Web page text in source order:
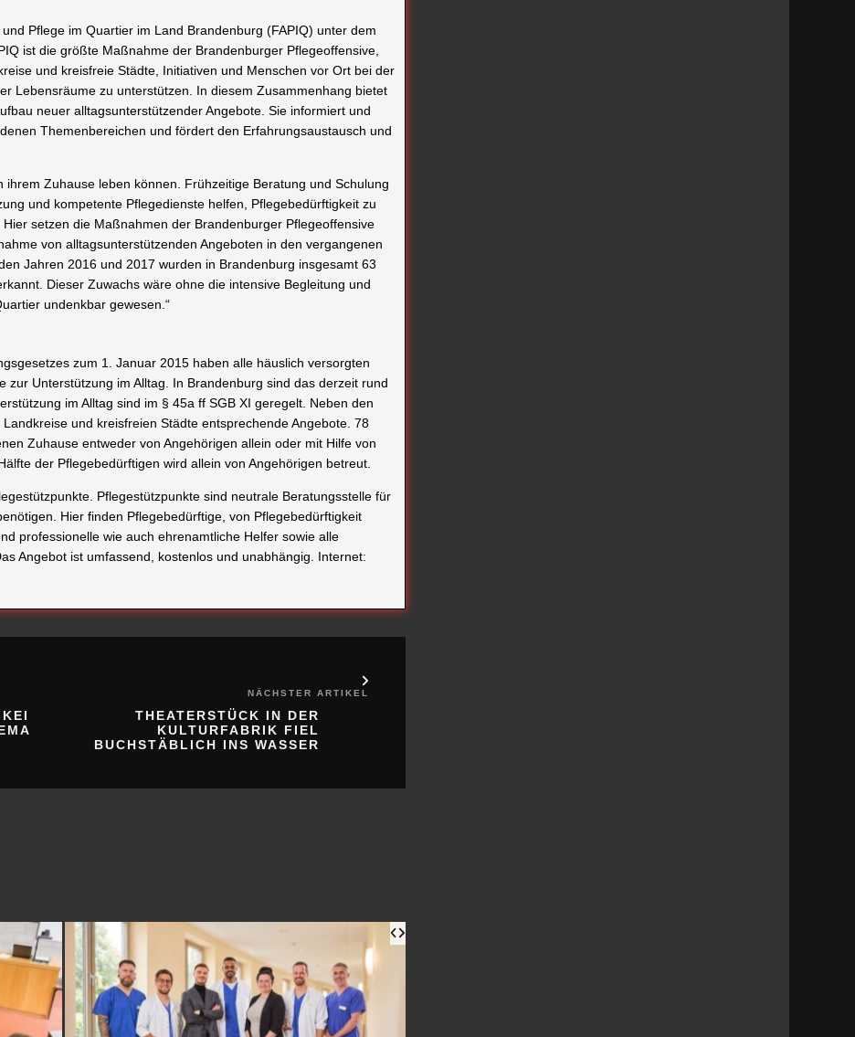
Pflege im Quartier im Land Brandenburg (FAPIQ) unter dem
ist die größte Maßnahme der Brandenburger Pflegeoffensive,
und kreisfreie Städte, Initiativen und Menschen vor Ort bei der
Lebensräume zu unterstützen. In diesem Zusammenhang bietet
neuer alltagsunterstützender Angebote. Sie informiert und
Themenbereichen und fördert den Erfahrungsaustausch und
Zuhause leben können. Frühzeitige Beratung und Schulung
und kompetente Pflegedienste helfen, Pflegebedürftigkeit zu
setzen die Maßnahmen der Brandenburger Pflegeoffensive
von alltagsunterstützenden Angeboten in den vergangenen
Jahren 2016 und 2017 wurden in Brandenburg insgesamt 63
Dieser Zuwachs wäre ohne die intensive Begleitung und
undenkbar gewesen.“
zum 1. Januar 2015 haben alle häuslich versorgten
zur Unterstützung im Alltag. In Brandenburg sind das derzeit rund
im Alltag sind im § 45a ff SGB XI geregelt. Neben den
und kreisfreien Städte entsprechende Angebote. 78
Zuhause entweder von Angehörigen allein oder mit Hilfe von
der Pflegebedürftigen wird allein von Angehörigen betreut.
Pflegestützpunkte sind neutrale Beratungsstelle für
Hier finden Pflegebedürftige, von Pflegebedürftigkeit
professionelle wie auch ehrenamtliche Helfer sowie alle
Angebot ist umfassend, kostenlos und unabhängig. Internet:
NÄCHSTER ARTIKEL
THEATERSTÜCK IN DER
KULTURFABRIK FIEL
BUCHSTÄBLICH INS WASSER